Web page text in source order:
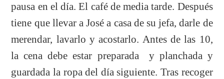
pausa en el día. El café de media tarde. Después
tiene que llevar a José a casa de su jefa, darle de
merendar, lavarlo y acostarlo. Antes de las 10,
la cena debe estar preparada y planchada y
guardada la ropa del día siguiente. Tras recoger